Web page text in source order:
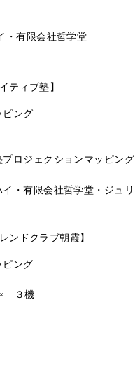
・有限会社哲学堂
ティブ塾】
ピング
ロジェクションマッピング
・有限会社哲学堂・ ジュリ
ンドクラブ朝霞】
ピング
× ３機